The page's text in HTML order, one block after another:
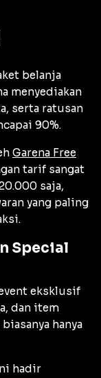
belanja
menyediakan
serta ratusan
90%.
Garena Free
tarif sangat
saja,
yang paling
Special
eksklusif
dan item
hanya
hadir